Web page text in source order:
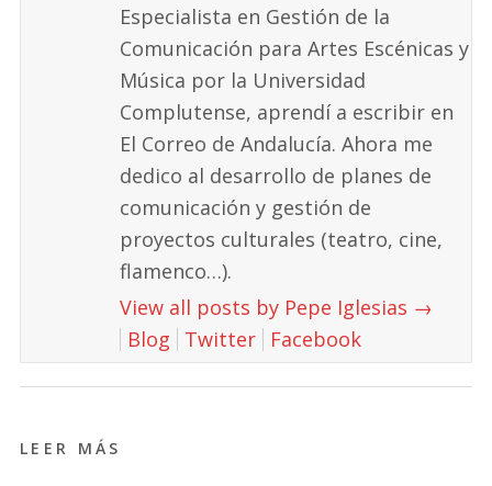
Especialista en Gestión de la
Comunicación para Artes Escénicas y
Música por la Universidad
Complutense, aprendí a escribir en
El Correo de Andalucía. Ahora me
dedico al desarrollo de planes de
comunicación y gestión de
proyectos culturales (teatro, cine,
flamenco…).
View all posts by Pepe Iglesias →
Blog
Twitter Facebook
LEER MÁS